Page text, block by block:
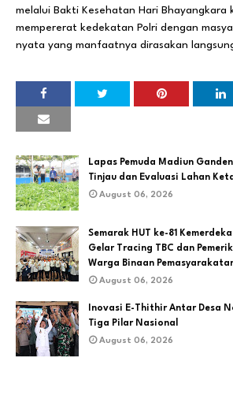
melalui Bakti Kesehatan Hari Bhayangkara
mempererat kedekatan Polri dengan
nyata yang manfaatnya dirasakan
Lapas Pemuda Madiun
Tinjau dan Evaluasi Lahan
August 06, 2026
Semarak HUT ke-81
Gelar Tracing TBC dan
Warga Binaan
August 06, 2026
Inovasi E-Thithir Antar Desa
Tiga Pilar Nasional
August 06, 2026